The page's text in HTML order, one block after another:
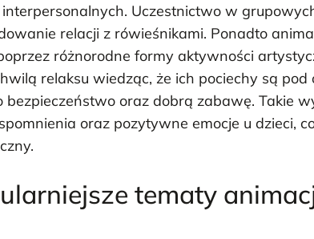
Uczestnictwo w
relacji z rówieśnikami. Ponadto
różnorodne formy aktywności
relaksu wiedząc, że ich pociechy są
oraz dobrą zabawę. Takie
oraz pozytywne emocje u dzieci,
tematy